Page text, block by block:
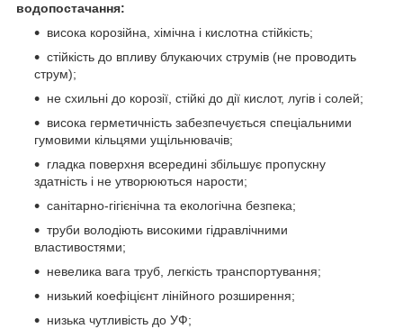
водопостачання:
висока корозійна, хімічна і кислотна стійкість;
стійкість до впливу блукаючих струмів (не проводить
струм);
не схильні до корозії, стійкі до дії кислот, лугів і солей;
висока герметичність забезпечується спеціальними
гумовими кільцями ущільнювачів;
гладка поверхня всередині збільшує пропускну
здатність і не утворюються нарости;
санітарно-гігієнічна та екологічна безпека;
труби володіють високими гідравлічними
властивостями;
невелика вага труб, легкість транспортування;
низький коефіцієнт лінійного розширення;
низька чутливість до УФ;